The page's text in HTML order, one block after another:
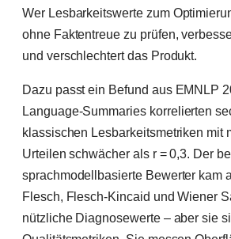
Wer Lesbarkeitswerte zum
ohne Faktentreue zu prüfen,
und verschlechtert das Produkt.
Dazu passt ein Befund aus EMNLP
Language-Summaries korrelierten
klassischen Lesbarkeitsmetriken mit
Urteilen schwächer als r = 0,3. Der
sprachmodellbasierte Bewerter kam
Flesch, Flesch-Kincaid und Wiener
nützliche Diagnosewerte – aber sie